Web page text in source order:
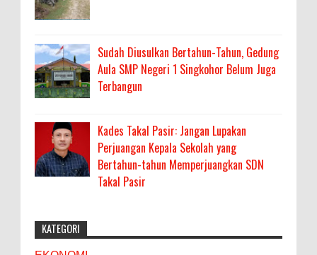
Sudah Diusulkan Bertahun-Tahun, Gedung
Aula SMP Negeri 1 Singkohor Belum Juga
Terbangun
Kades Takal Pasir: Jangan Lupakan
Perjuangan Kepala Sekolah yang
Bertahun-tahun Memperjuangkan SDN
Takal Pasir
KATEGORI